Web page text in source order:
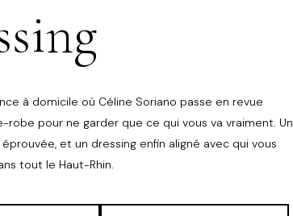
à domicile où Céline Soriano passe en revue
pour ne garder que ce qui vous va vraiment. Un
et un dressing enfin aligné avec qui vous
tout le Haut-Rhin.